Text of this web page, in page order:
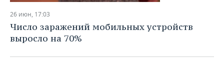
26 июн, 17:03
Число заражений мобильных устройств
выросло на 70%